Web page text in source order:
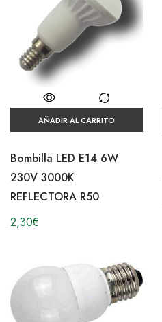
AÑADIR AL CARRITO
Bombilla LED E14 6W
230V 3000K
REFLECTORA R50
2,30€